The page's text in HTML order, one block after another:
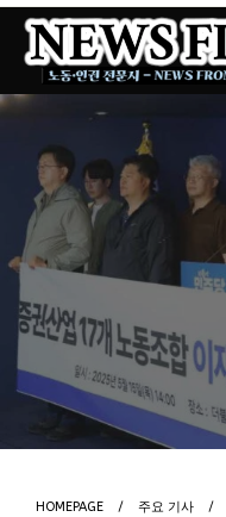
Skip
content
뉴스필드
노동·인권 전문지
HOMEPAGE
주요 기사